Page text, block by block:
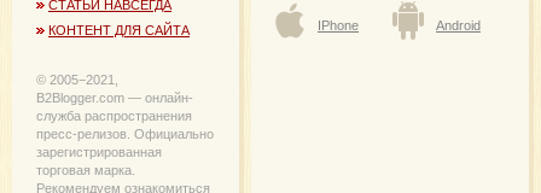
СТАТЬИ НАВСЕГДА
КОНТЕНТ ДЛЯ САЙТА
© 2005−2021,
B2Blogger.com — онлайн-
служба распространения
пресс-релизов. Официально
зарегистрированная
торговая марка.
Рекомендуем ознакомиться
IPhone Android